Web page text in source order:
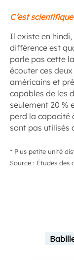
C’est
Il existe en
différence est
parle pas cette
écouter ces
américains et
capables de les
seulement 20 %
perd la capacité
sont pas utilisés
* Plus petite unité
Source : Études des